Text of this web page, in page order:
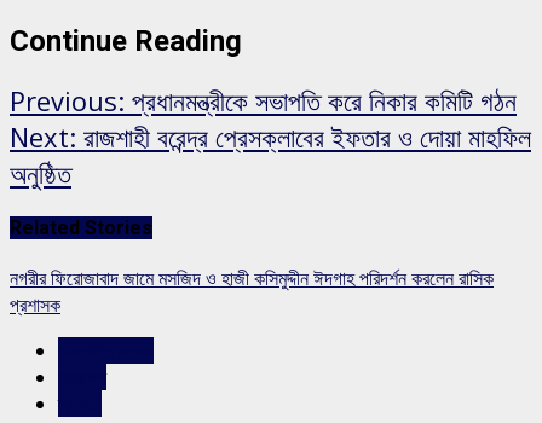
Continue Reading
Previous: প্রধানমন্ত্রীকে সভাপতি করে নিকার কমিটি গঠন
Next: রাজশাহী বরেন্দ্র প্রেসক্লাবের ইফতার ও দোয়া মাহফিল
অনুষ্ঠিত
Related Stories
নগরীর ফিরোজাবাদ জামে মসজিদ ও হাজী কসিমুদ্দীন ঈদগাহ পরিদর্শন করলেন রাসিক
প্রশাসক